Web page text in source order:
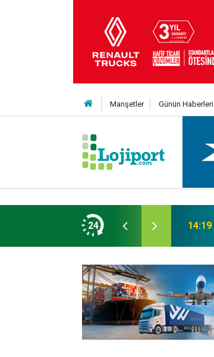
Manşetler Günün Haberleri
24
liginin ilk 3'ü arasında 14:19